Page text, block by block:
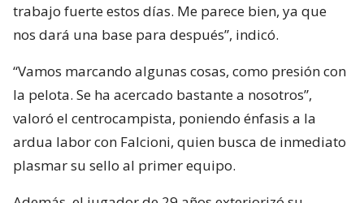
trabajo fuerte estos días. Me parece bien, ya que
nos dará una base para después”, indicó.
“Vamos marcando algunas cosas, como presión con
la pelota. Se ha acercado bastante a nosotros”,
valoró el centrocampista, poniendo énfasis a la
ardua labor con Falcioni, quien busca de inmediato
plasmar su sello al primer equipo.